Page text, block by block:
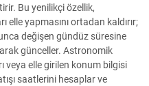
Bu yenilikçi özellik,
elle yapmasını ortadan kaldırır;
değişen gündüz süresine
günceller. Astronomik
veya elle girilen konum bilgisi
saatlerini hesaplar ve